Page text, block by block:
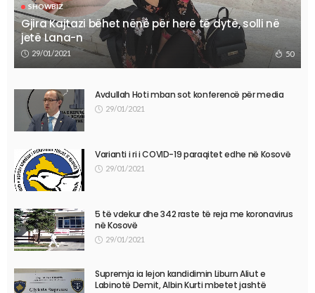
SHOWBIZ
Gjira Kajtazi bëhet nënë për herë të dytë, solli në
jetë Lana-n
29/01/2021 50
Avdullah Hoti mban sot konferencë për media
29/01/2021
Varianti i ri i COVID-19 paraqitet edhe në Kosovë
29/01/2021
5 të vdekur dhe 342 raste të reja me koronavirus
në Kosovë
29/01/2021
Supremja ia lejon kandidimin Liburn Aliut e
Labinotë Demit, Albin Kurti mbetet jashtë